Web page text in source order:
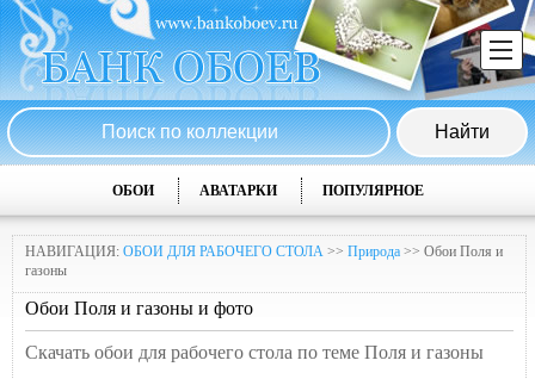
ОБОИ АВАТАРКИ ПОПУЛЯРНОЕ
НАВИГАЦИЯ: ОБОИ ДЛЯ РАБОЧЕГО СТОЛА >> Природа >> Обои Поля и
газоны
Обои Поля и газоны и фото
Скачать обои для рабочего стола по теме Поля и газоны